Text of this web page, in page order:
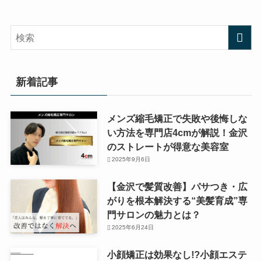
新着記事
メンズ縮毛矯正で失敗や後悔しな
い方法を専門店4cmが解説！金沢
のストレートが得意な美容室
2025年9月6日
【金沢で髪質改善】パサつき・広
がりを根本解決する“美髪育成”専
門サロンの魅力とは？
2025年6月24日
小顔矯正は効果なし!?小顔エステ